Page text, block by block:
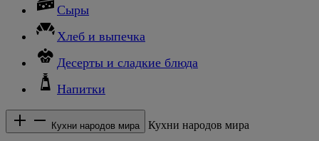
Сыры
Хлеб и выпечка
Десерты и сладкие блюда
Напитки
Кухни народов мира Кухни народов мира